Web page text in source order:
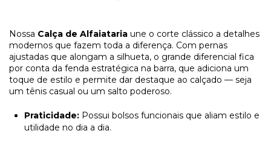
Nossa Calça de Alfaiataria une o corte clássico a detalhes
modernos que fazem toda a diferença. Com pernas
ajustadas que alongam a silhueta, o grande diferencial fica
por conta da fenda estratégica na barra, que adiciona um
toque de estilo e permite dar destaque ao calçado — seja
um tênis casual ou um salto poderoso.
Praticidade: Possui bolsos funcionais que aliam estilo e
utilidade no dia a dia.